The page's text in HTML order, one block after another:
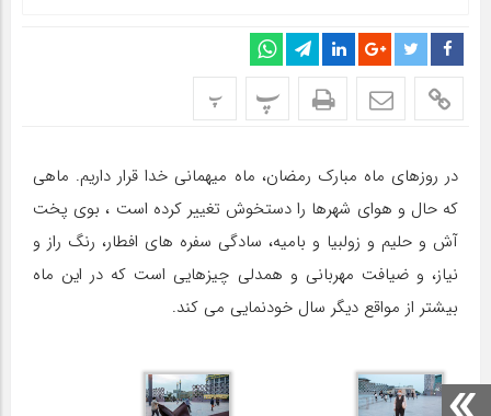
پ پ
در روزهای ماه مبارک رمضان، ماه میهمانی خدا قرار داریم. ماهی
که حال و هوای شهرها را دستخوش تغییر کرده است ، بوی پخت
آش و حلیم و زولبیا و بامیه، سادگی سفره های افطار، رنگ راز و
نیاز، و ضیافت مهربانی و همدلی چیزهایی است که در این ماه
بیشتر از مواقع دیگر سال خودنمایی می کند.